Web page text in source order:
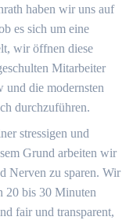
haben wir uns auf
es sich um eine
wir öffnen diese
Mitarbeiter
die modernsten
durchzuführen.
stressigen und
Grund arbeiten wir
Nerven zu sparen. Wir
20 bis 30 Minuten
fair und transparent,